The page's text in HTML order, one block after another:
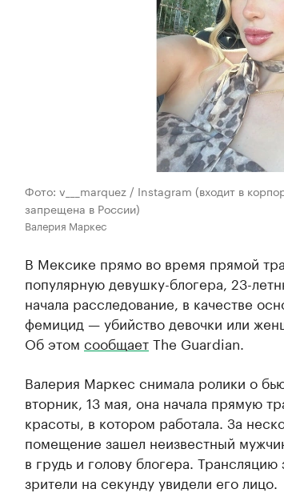
Фото: v___marquez / Instagram (входит в
запрещена в России)
Валерия Маркес
В Мексике прямо во время прямой
популярную девушку-блогера, 23-
начала расследование, в качестве
фемицид — убийство девочки или
Об этом сообщаетThe Guardian.
Валерия Маркес снимала ролики о
вторник, 13 мая, она начала прямую
красоты, в котором работала. За
помещение зашел неизвестный
в грудь и голову блогера.
зрители на секунду увидели его лицо.